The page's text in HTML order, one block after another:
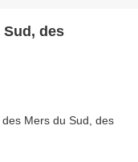
des